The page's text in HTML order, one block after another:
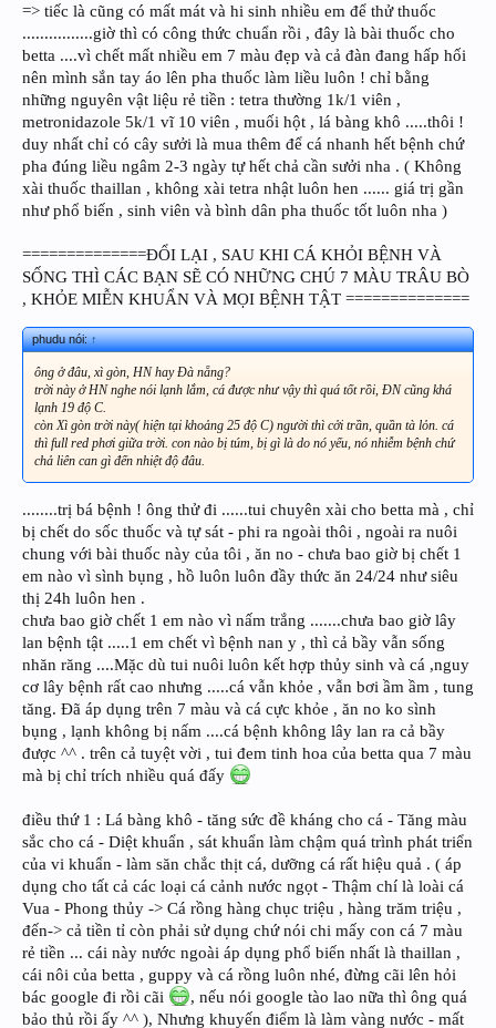
=> tiếc là cũng có mất mát và hi sinh nhiều em để thử thuốc
................giờ thì có công thức chuẩn rồi , đây là bài thuốc cho
betta ....vì chết mất nhiều em 7 màu đẹp và cả đàn đang hấp hối
nên mình sắn tay áo lên pha thuốc làm liều luôn ! chỉ bằng
những nguyên vật liệu rẻ tiền : tetra thường 1k/1 viên ,
metronidazole 5k/1 vĩ 10 viên , muối hột , lá bàng khô .....thôi !
duy nhất chỉ có cây sưởi là mua thêm để cá nhanh hết bệnh chứ
pha đúng liều ngâm 2-3 ngày tự hết chả cần sưởi nha . ( Không
xài thuốc thaillan , không xài tetra nhật luôn hen ...... giá trị gần
như phổ biến , sinh viên và bình dân pha thuốc tốt luôn nha )
==============ĐỔI LẠI , SAU KHI CÁ KHỎI BỆNH VÀ
SỐNG THÌ CÁC BẠN SẼ CÓ NHỮNG CHÚ 7 MÀU TRÂU BÒ
, KHỎE MIỄN KHUẨN VÀ MỌI BỆNH TẬT ==============
phudu nói:↑
ông ở đâu, xì gòn, HN hay Đà nẵng?
trời này ở HN nghe nói lạnh lắm, cá được như vậy thì quá tốt rồi, ĐN cũng khá
lạnh 19 độ C.
còn Xì gòn trời này( hiện tại khoảng 25 độ C) người thì cởi trần, quần tà lỏn. cá
thì full red phơi giữa trời. con nào bị túm, bị gì là do nó yếu, nó nhiễm bệnh chứ
chả liên can gì đến nhiệt độ đâu.
........trị bá bệnh ! ông thử đi ......tui chuyên xài cho betta mà , chỉ
bị chết do sốc thuốc và tự sát - phi ra ngoài thôi , ngoài ra nuôi
chung với bài thuốc này của tôi , ăn no - chưa bao giờ bị chết 1
em nào vì sình bụng , hồ luôn luôn đầy thức ăn 24/24 như siêu
thị 24h luôn hen .
chưa bao giờ chết 1 em nào vì nấm trắng .......chưa bao giờ lây
lan bệnh tật .....1 em chết vì bệnh nan y , thì cả bầy vẫn sống
nhăn răng ....Mặc dù tui nuôi luôn kết hợp thủy sinh và cá ,nguy
cơ lây bệnh rất cao nhưng .....cá vẫn khỏe , vẫn bơi ầm ầm , tung
tăng. Đã áp dụng trên 7 màu và cá cực khỏe , ăn no ko sình
bụng , lạnh không bị nấm ....cá bệnh không lây lan ra cả bầy
được ^^ . trên cả tuyệt vời , tui đem tinh hoa của betta qua 7 màu
mà bị chỉ trích nhiều quá đấy
điều thứ 1 : Lá bàng khô - tăng sức đề kháng cho cá - Tăng màu
sắc cho cá - Diệt khuẩn , sát khuẩn làm chậm quá trình phát triển
của vi khuẩn - làm săn chắc thịt cá, dưỡng cá rất hiệu quả . ( áp
dụng cho tất cả các loại cá cảnh nước ngọt - Thậm chí là loài cá
Vua - Phong thủy -> Cá rồng hàng chục triệu , hàng trăm triệu ,
đến-> cả tiền tỉ còn phải sử dụng chứ nói chi mấy con cá 7 màu
rẻ tiền ... cái này nước ngoài áp dụng phổ biến nhất là thaillan ,
cái nôi của betta , guppy và cá rồng luôn nhé, đừng cãi lên hỏi
bác google đi rồi cãi
, nếu nói google tào lao nữa thì ông quá
bảo thủ rồi ấy ^^ ), Nhưng khuyến điểm là làm vàng nước - mất